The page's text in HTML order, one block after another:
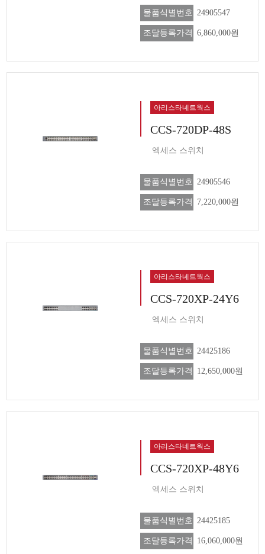
물품식별번호 24905547
조달등록가격 6,860,000원
아리스타네트웍스
CCS-720DP-48S
엑세스 스위치
물품식별번호 24905546
조달등록가격 7,220,000원
아리스타네트웍스
CCS-720XP-24Y6
엑세스 스위치
물품식별번호 24425186
조달등록가격 12,650,000원
아리스타네트웍스
CCS-720XP-48Y6
엑세스 스위치
물품식별번호 24425185
조달등록가격 16,060,000원